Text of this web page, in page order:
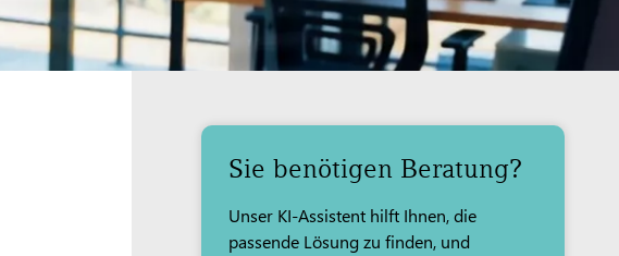
Sie benötigen Beratung?
Unser KI-Assistent hilft Ihnen, die
passende Lösung zu finden, und